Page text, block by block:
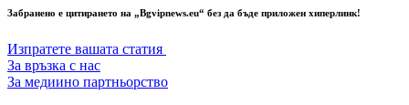
Забранено е цитирането на „Bgvipnews.eu“ без да бъде приложен хиперлинк!
Изпратете вашата статия
За връзка с нас
За медиино партньорство